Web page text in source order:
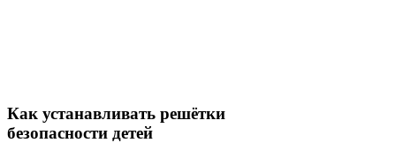
Как устанавливать решётки
безопасности детей